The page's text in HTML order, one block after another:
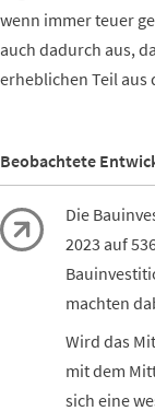
wenn immer teuer
auch dadurch aus,
erheblichen Teil aus
Beobachtete
Die
2023 auf
machten
Wird das
mit dem
sich eine